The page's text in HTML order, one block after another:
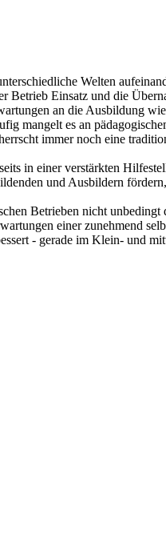
Welten
Betrieb Einsatz und die
an die Ausbildung
mangelt es an
immer noch eine
in einer verstärkten
und Ausbildern
Betrieben nicht
einer zunehmend
- gerade im Klein- und